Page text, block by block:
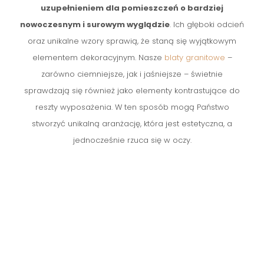
uzupełnieniem dla pomieszczeń o bardziej
nowoczesnym i surowym wyglądzie. Ich głęboki odcień
oraz unikalne wzory sprawią, że staną się wyjątkowym
elementem dekoracyjnym. Nasze blaty granitowe –
zarówno ciemniejsze, jak i jaśniejsze – świetnie
sprawdzają się również jako elementy kontrastujące do
reszty wyposażenia. W ten sposób mogą Państwo
stworzyć unikalną aranżację, która jest estetyczna, a
jednocześnie rzuca się w oczy.